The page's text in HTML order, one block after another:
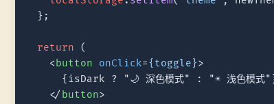
  };
return (
<button onClick={toggle}>
{isDark ? "🌙 深色模式" : "☀️ 浅色模式
</ button>